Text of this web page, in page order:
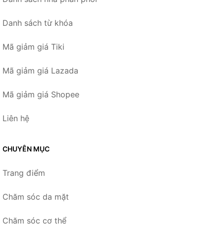
Danh sách từ khóa
Mã giảm giá Tiki
Mã giảm giá Lazada
Mã giảm giá Shopee
Liên hệ
CHUYÊN MỤC
Trang điểm
Chăm sóc da mặt
Chăm sóc cơ thể